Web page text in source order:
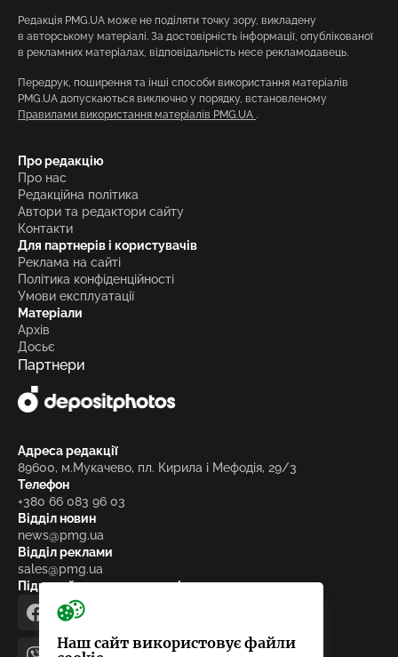
Редакція PMG.UA може не поділяти точку зору, викладену
в авторському матеріалі. За достовірність інформації, опублікованої
в рекламних матеріалах, відповідальність несе рекламодавець.
Передрук, поширення та інші способи використання матеріалів
PMG.UA допускаються виключно у порядку, встановленому
Правилами використання матеріалів PMG.UA .
Про редакцію
Про нас
Редакційна політика
Автори та редактори сайту
Контакти
Для партнерів і користувачів
Реклама на сайті
Політика конфіденційності
Умови експлуатації
Матеріали
Архів
Досьє
Партнери
Адреса редакції
89600, м.Мукачево, пл. Кирила і Мефодія, 29/3
Телефон
+380 66 083 96 03
Відділ новин
news@pmg.ua
Відділ реклами
sales@pmg.ua
Підписуйтесь на нас у соціальних мережах
facebooktelegram
Наш сайт використовує файли